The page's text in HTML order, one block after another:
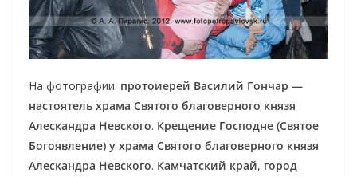
На фотографии: протоиерей Василий Гончар —
настоятель храма Святого благоверного князя
Алескандра Невского. Крещение Господне (Святое
Богоявление) у храма Святого благоверного князя
Алескандра Невского. Камчатский край, город